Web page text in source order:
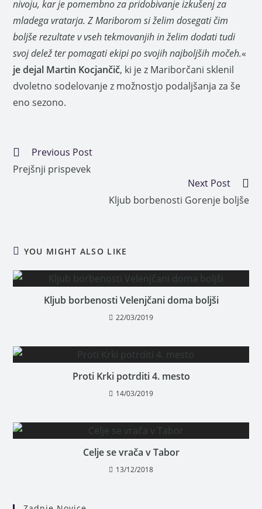
nivoju, kar je pomembno za pridobivanje izkušenj za
mladega vratarja. Z Mariborom si želim dosegati čim
boljše rezultate v vseh tekmovanjih in želim dodati tudi
svoj delež ter pomagati ekipi po svojih najboljših močeh.«
je dejal Martin Kocjančič, ki je z Mariborčani sklenil
dvoletno sodelovanje z možnostjo podaljšanja za še
eno sezono.
Previous Post
Prejšnji prispevek
Next Post
Kljub borbenosti Gorenje boljše
YOU MIGHT ALSO LIKE
Kljub borbenosti Velenjčani doma boljši
22/03/2019
Proti Krki potrditi 4. mesto
14/03/2019
Celje se vrača v Tabor
13/12/2018